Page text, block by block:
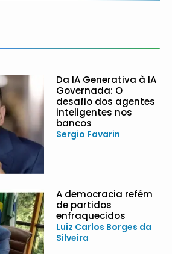
Da IA Generativa à IA
Governada: O
desafio dos agentes
inteligentes nos
bancos
Sergio Favarin
A democracia refém
de partidos
enfraquecidos
Luiz Carlos Borges da
Silveira